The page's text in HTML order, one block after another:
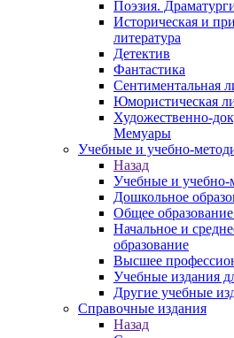
Поэзия.
Историческая и
литература
Детектив
Фантастика
Сентиментальная
Юмористическая
Художественно-
Мемуары
Учебные и учебно-
Назад
Учебные и учебно-
Дошкольное
Общее
Начальное и
образование
Высшее
Учебные издания
Другие учебные
Справочные издания
Назад